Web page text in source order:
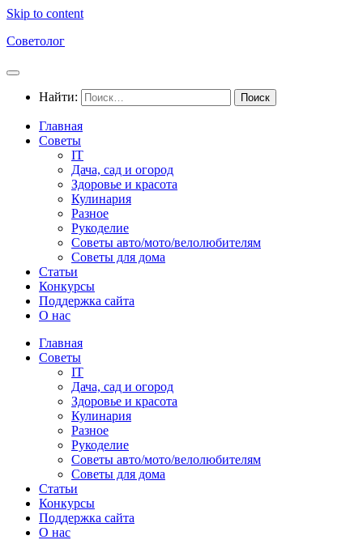
Skip to content
Советолог
Найти:
Главная
Советы
IT
Дача, сад и огород
Здоровье и красота
Кулинария
Разное
Рукоделие
Советы авто/мото/велолюбителям
Советы для дома
Статьи
Конкурсы
Поддержка сайта
О нас
Главная
Советы
IT
Дача, сад и огород
Здоровье и красота
Кулинария
Разное
Рукоделие
Советы авто/мото/велолюбителям
Советы для дома
Статьи
Конкурсы
Поддержка сайта
О нас